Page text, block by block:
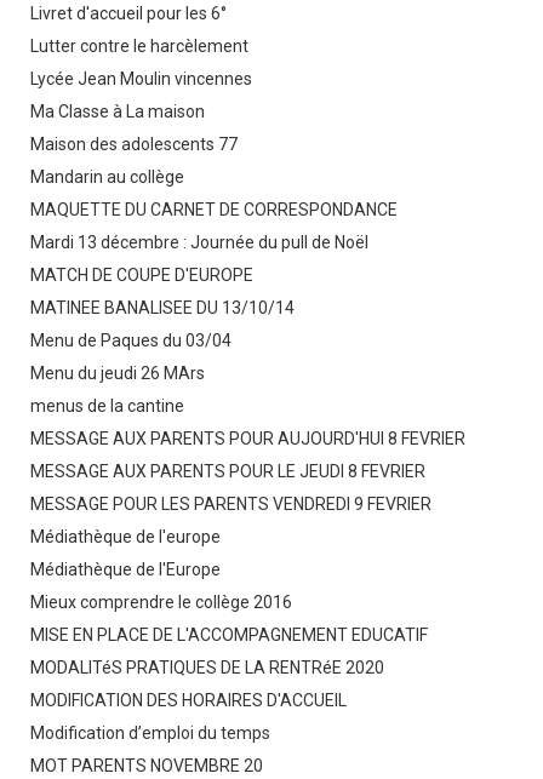
Livret d'accueil pour les 6°
Lutter contre le harcèlement
Lycée Jean Moulin vincennes
Ma Classe à La maison
Maison des adolescents 77
Mandarin au collège
MAQUETTE DU CARNET DE CORRESPONDANCE
Mardi 13 décembre : Journée du pull de Noël
MATCH DE COUPE D'EUROPE
MATINEE BANALISEE DU 13/10/14
Menu de Paques du 03/04
Menu du jeudi 26 MArs
menus de la cantine
MESSAGE AUX PARENTS POUR AUJOURD'HUI 8 FEVRIER
MESSAGE AUX PARENTS POUR LE JEUDI 8 FEVRIER
MESSAGE POUR LES PARENTS VENDREDI 9 FEVRIER
Médiathèque de l'europe
Médiathèque de l'Europe
Mieux comprendre le collège 2016
MISE EN PLACE DE L'ACCOMPAGNEMENT EDUCATIF
MODALITéS PRATIQUES DE LA RENTRéE 2020
MODIFICATION DES HORAIRES D'ACCUEIL
Modification d’emploi du temps
MOT PARENTS NOVEMBRE 20